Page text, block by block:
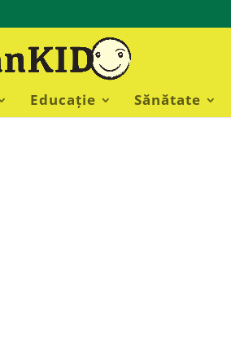
Educație Sănătate